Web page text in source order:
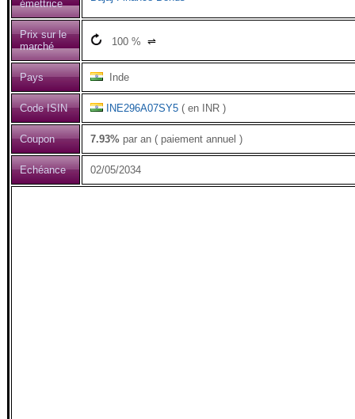
émettrice
Prix sur le
marché
100 % ⇌
Pays Inde
Code ISIN INE296A07SY5 ( en INR )
Coupon 7.93% par an ( paiement annuel )
Echéance 02/05/2034